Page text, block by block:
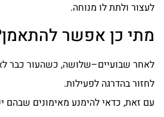
לעצור ולתת לו מנוחה.
מתי כן אפשר להתאמן?
לאחר שבועיים–שלושה, כשהעור כבר לא
לחזור בהדרגה לפעילות.
עם זאת, כדאי להימנע מאימונים שבהם יש: